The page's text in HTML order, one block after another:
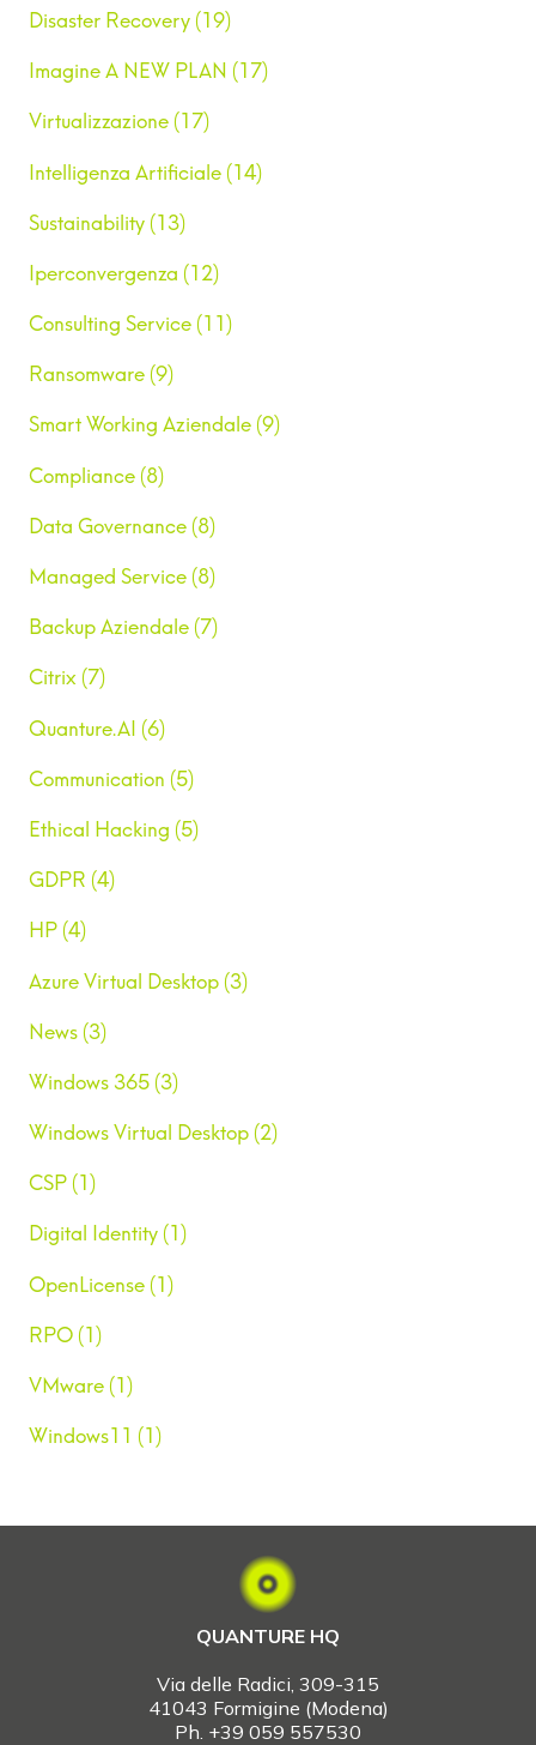
Disaster Recovery (19)
Imagine A NEW PLAN (17)
Virtualizzazione (17)
Intelligenza Artificiale (14)
Sustainability (13)
Iperconvergenza (12)
Consulting Service (11)
Ransomware (9)
Smart Working Aziendale (9)
Compliance (8)
Data Governance (8)
Managed Service (8)
Backup Aziendale (7)
Citrix (7)
Quanture.AI (6)
Communication (5)
Ethical Hacking (5)
GDPR (4)
HP (4)
Azure Virtual Desktop (3)
News (3)
Windows 365 (3)
Windows Virtual Desktop (2)
CSP (1)
Digital Identity (1)
OpenLicense (1)
RPO (1)
VMware (1)
Windows11 (1)
QUANTURE HQ
Via delle Radici, 309-315
41043 Formigine (Modena)
Ph. +39 059 557530